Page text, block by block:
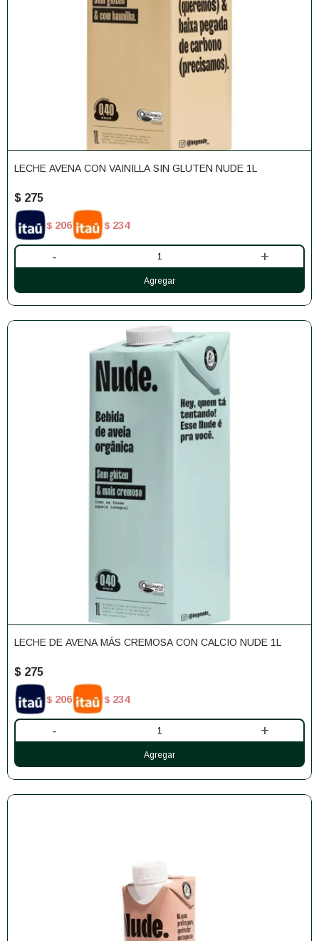
LECHE AVENA CON VAINILLA SIN GLUTEN NUDE 1L
$ 275
$ 206 $ 234
- +
LECHE DE AVENA MÁS CREMOSA CON CALCIO NUDE 1L
$ 275
$ 206 $ 234
- +